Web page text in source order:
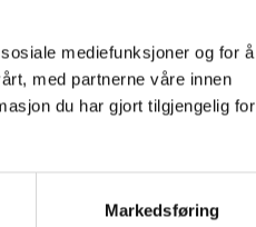
mediefunksjoner og for å
med partnerne våre innen
du har gjort tilgjengelig for
Markedsføring